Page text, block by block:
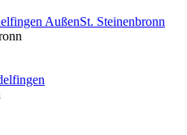
AußenSt. Steinenbronn